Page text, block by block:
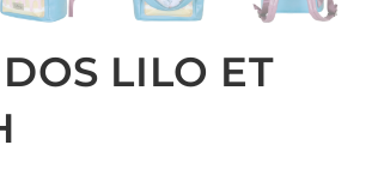
LILO ET